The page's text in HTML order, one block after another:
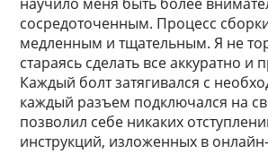
сосредоточенным. Процесс
медленным и тщательным. Я не
стараясь сделать все аккуратно и
Каждый болт затягивался с
каждый разъем подключался на
позволил себе никаких
инструкций, изложенных в